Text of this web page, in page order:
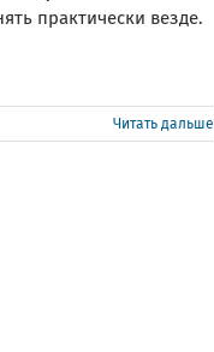
практически везде.
Читать дальше